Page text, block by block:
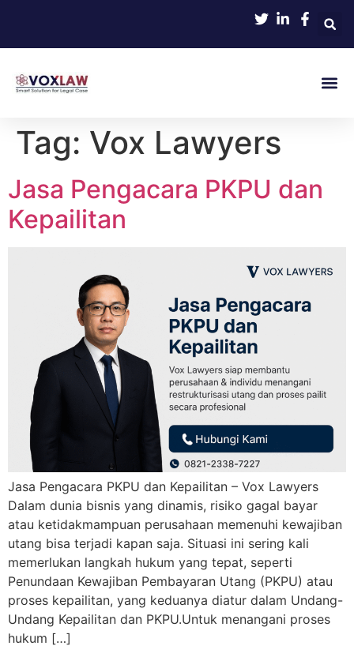
Tag: Vox Lawyers
Jasa Pengacara PKPU dan
Kepailitan
Jasa Pengacara PKPU dan Kepailitan – Vox Lawyers
Dalam dunia bisnis yang dinamis, risiko gagal bayar
atau ketidakmampuan perusahaan memenuhi kewajiban
utang bisa terjadi kapan saja. Situasi ini sering kali
memerlukan langkah hukum yang tepat, seperti
Penundaan Kewajiban Pembayaran Utang (PKPU) atau
proses kepailitan, yang keduanya diatur dalam Undang-
Undang Kepailitan dan PKPU.Untuk menangani proses
hukum […]